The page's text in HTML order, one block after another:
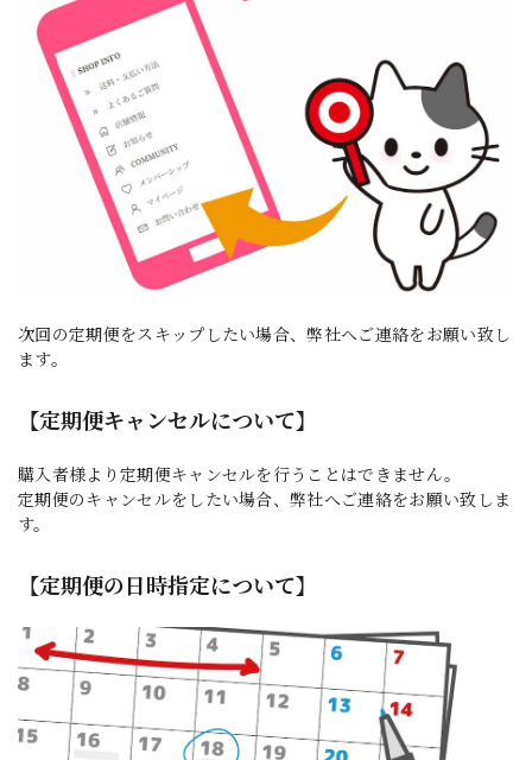
次回の定期便をスキップしたい場合、弊社へご連絡をお願い致し
ます。
【定期便キャンセルについて】
購入者様より定期便キャンセルを行うことはできません。
定期便のキャンセルをしたい場合、弊社へご連絡をお願い致しま
す。
【定期便の日時指定について】